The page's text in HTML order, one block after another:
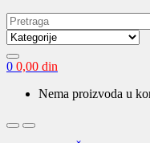
Search
for:
0 0,00 din
Nema proizvoda u
OpenClose